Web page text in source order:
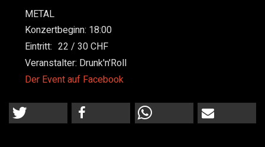
METAL
Konzertbeginn: 18:00
Eintritt: 22
30
Veranstalter: Drunk'n'Roll
Der Event auf Facebook